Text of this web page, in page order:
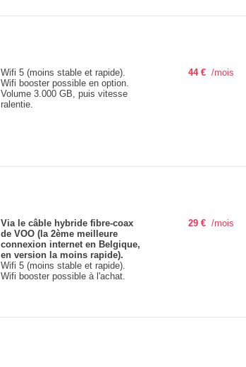
Wifi 5 (moins stable et rapide).
Wifi booster possible en option.
Volume 3.000 GB, puis vitesse
ralentie.
44 € /mois
Via le câble hybride fibre-coax
de VOO (la 2ème meilleure
connexion internet en Belgique,
en version la moins rapide).
Wifi 5 (moins stable et rapide).
Wifi booster possible à l'achat.
29 € /mois